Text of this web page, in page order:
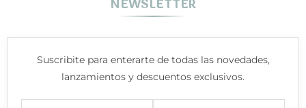
NEWSLETTER
Suscribite para enterarte de todas las novedades,
lanzamientos y descuentos exclusivos.